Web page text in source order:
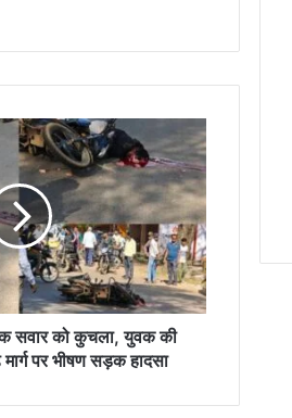
सवार को कुचला, युवक की
पर भीषण सड़क हादसा